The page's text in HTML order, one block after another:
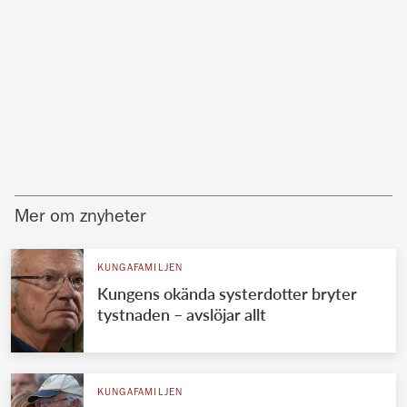
Mer om znyheter
KUNGAFAMILJEN
Kungens okända systerdotter bryter
tystnaden – avslöjar allt
KUNGAFAMILJEN